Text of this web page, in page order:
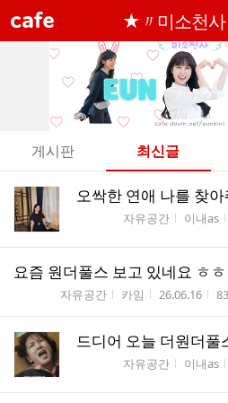
cafe ★〃미소천사
카
페
메
뉴
게시판 최신글
전
체
글
리
오싹한 연애 나를 찾
자유공간 작성자
이내as
요즘 원더풀스 보고 있네요 ㅎㅎ
자유공간 작성자
카임 작성시간
26.06.16 조
83
드디어 오늘 더원더풀
자유공간 작성자
이내as